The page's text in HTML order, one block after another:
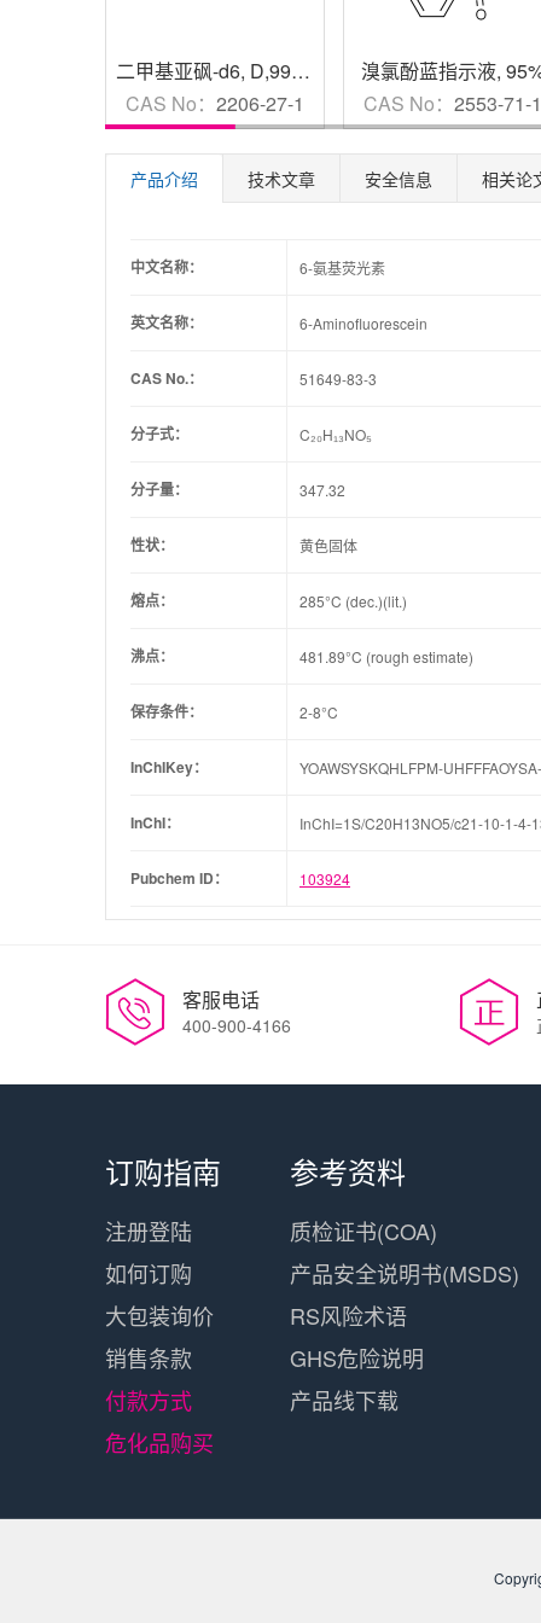
二甲基亚砜-d6, D,99.8%
CAS No： 2206-27-1
溴氯酚蓝指示液,
CAS No： 2553-71-1
产品介绍 技术文章 安全信息 相关论
中文名称： 6-氨基荧光素
英文名称： 6-Aminofluorescein
CAS No.： 51649-83-3
分子式： C₂₀H₁₃NO₅
分子量： 347.32
性状： 黄色固体
熔点： 285°C (dec.)(lit.)
沸点： 481.89°C (rough estimate)
保存条件： 2-8°C
InChIKey： YOAWSYSKQHLFPM-
InChI： InChI=1S/C20H13NO5/c21-10-1-
Pubchem ID： 103924
客服电话
400-900-4166
订购指南
注册登陆
如何订购
大包装询价
销售条款
付款方式
危化品购买
参考资料
质检证书(COA)
产品安全说明书(MSDS)
RS风险术语
GHS危险说明
产品线下载